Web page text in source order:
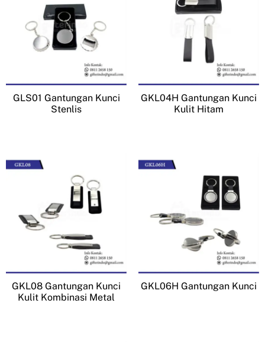
GLS01 Gantungan Kunci
Stenlis
GKL04H Gantungan Kunci
Kulit Hitam
GKL08 Gantungan Kunci
Kulit Kombinasi Metal
GKL06H Gantungan Kunci